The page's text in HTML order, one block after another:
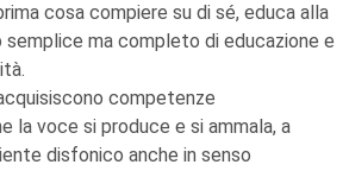
cosa compiere su di sé, educa alla
ma completo di educazione e
competenze
la voce si produce e si ammala, a
disfonico anche in senso